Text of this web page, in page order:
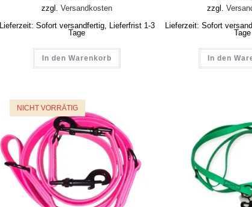
zzgl.Versandkosten
Lieferzeit: Sofort versandfertig, Lieferfrist 1-3
Tage
In den Warenkorb
zzgl.
Lieferzeit: Sofort
Tage
In den
NICHT VORRÄTIG